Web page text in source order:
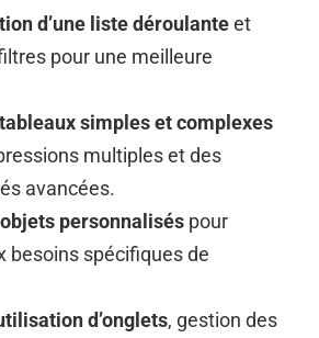
d’une liste déroulanteet
pour une meilleure
simples et complexes
multiples et des
avancées.
personnalisés pour
besoins spécifiques de
d’onglets, gestion des